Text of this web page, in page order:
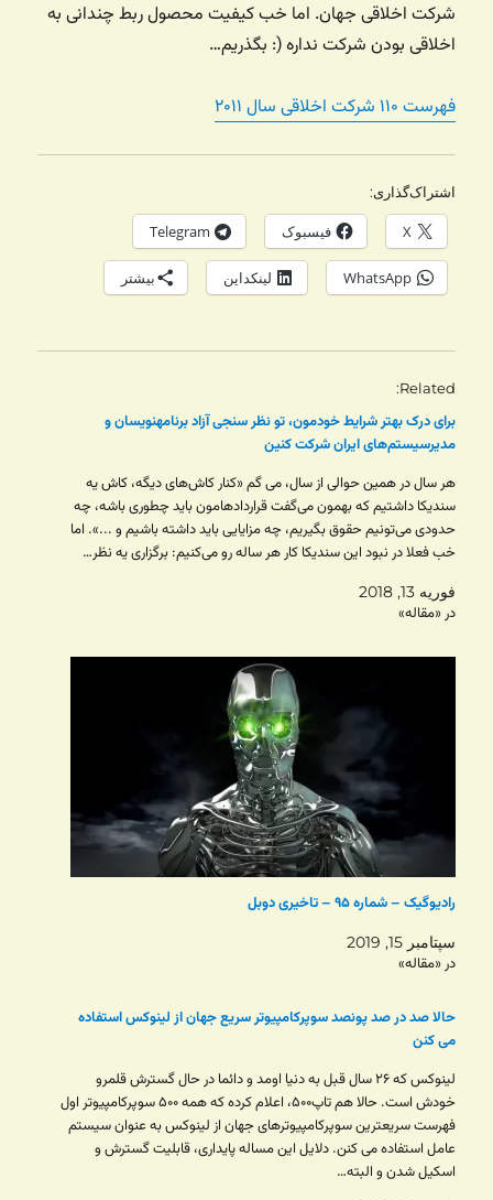
شرکت اخلاقی جهان. اما خب کیفیت محصول ربط چندانی به
اخلاقی بودن شرکت نداره (: بگذریم…
فهرست ۱۱۰ شرکت اخلاقی سال ۲۰۱۱
اشتراک‌گذاری:
X فیسبوک Telegram
WhatsApp لینکداین بیشتر
Related
برای درک بهتر شرایط خودمون، تو نظر سنجی آزاد برنامهنویسان و
مدیرسیستم‌های ایران شرکت کنین
هر سال در همین حوالی از سال، می گم «کنار کاش‌های دیگه، کاش یه
سندیکا داشتیم که بهمون می‌گفت قراردادهامون باید چطوری باشه، چه
حدودی می‌تونیم حقوق بگیریم، چه مزایایی باید داشته باشیم و ...». اما
خب فعلا در نبود این سندیکا کار هر ساله رو می‌کنیم: برگزاری یه نظر…
فوریه 13, 2018
در «مقاله»
رادیوگیک – شماره ۹۵ – تاخیری دوبل
سپتامبر 15, 2019
در «مقاله»
حالا صد در صد پونصد سوپرکامپیوتر سریع جهان از لینوکس استفاده
می کنن
لینوکس که ۲۶ سال قبل به دنیا اومد و دائما در حال گسترش قلمرو
خودش است. حالا هم تاپ۵۰۰، اعلام کرده که همه ۵۰۰ سوپرکامپیوتر اول
فهرست سریعترین سوپرکامپیوترهای جهان از لینوکس به عنوان سیستم
عامل استفاده می کنن. دلایل این مساله پایداری، قابلیت گسترش و
اسکیل شدن و البته…